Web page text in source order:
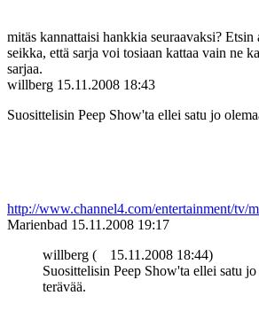
mitäs kannattaisi hankkia seuraavaksi?
seikka, että sarja voi tosiaan kattaa vain ne
sarjaa.
willberg 15.11.2008 18:43
Suosittelisin Peep Show'ta ellei satu jo
http://www.channel4.com/entertainment/tv/
Marienbad 15.11.2008 19:17
willberg (
15.11.2008 18:44)
Suosittelisin Peep Show'ta ellei satu
terävää.